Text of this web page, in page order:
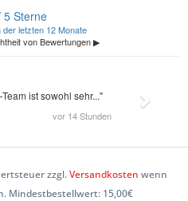
zzgl.Versandkosten wenn
Mindestbestellwert: 15,00€